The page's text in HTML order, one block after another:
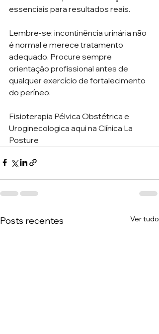
essenciais para resultados reais.
Lembre-se: incontinência urinária não
é normal e merece tratamento
adequado. Procure sempre
orientação profissional antes de
qualquer exercício de fortalecimento
do períneo.
Fisioterapia Pélvica Obstétrica e
Uroginecologica aqui na Clínica La
Posture
Posts recentes Ver tudo